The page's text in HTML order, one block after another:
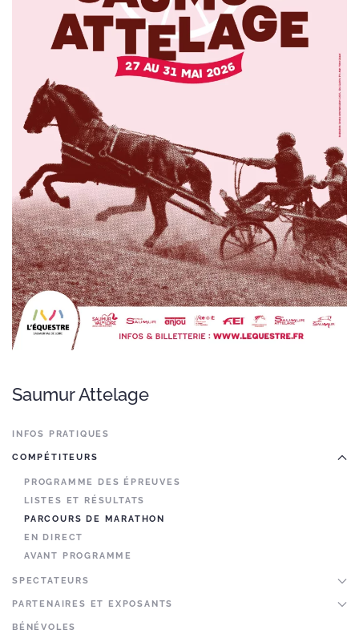
Saumur Attelage
INFOS PRATIQUES
COMPÉTITEURS
PROGRAMME DES ÉPREUVES
LISTES ET RÉSULTATS
PARCOURS DE MARATHON
EN DIRECT
AVANT PROGRAMME
SPECTATEURS
PARTENAIRES ET EXPOSANTS
BÉNÉVOLES